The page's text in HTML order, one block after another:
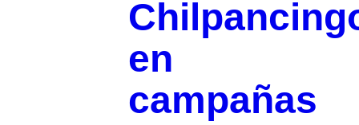
en
campañas